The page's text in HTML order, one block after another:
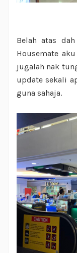
Belah atas
Housemate
jugalah nak
update sekali
guna sahaja.